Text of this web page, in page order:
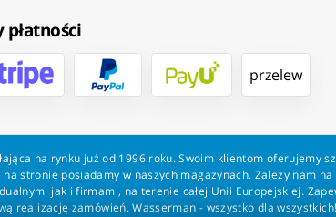
przelew
na rynku już od 1996 roku. Swoim klientom oferujemy
stronie posiadamy w naszych magazynach. Zależy nam
jak i firmami, na terenie całej Unii Europejskiej.
realizację zamówień. Wasserman - wszystko dla wszystkich!